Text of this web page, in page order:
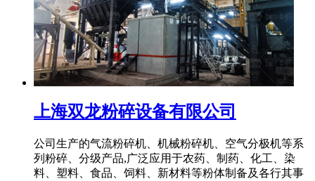
上海双龙粉碎设备有限公司
公司生产的气流粉碎机、机械粉碎机、空气分极机等系
列粉碎、分级产品,广泛应用于农药、制药、化工、染
料、塑料、食品、饲料、新材料等粉体制备及各行其事